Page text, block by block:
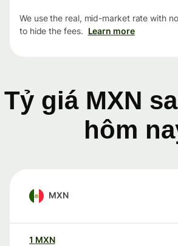
We use the real, mid-market rate with
to hide the fees. Learn more
Tỷ giá MXN
hôm
MXN
1 MXN